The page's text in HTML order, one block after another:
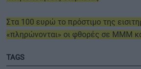
Στα 100 ευρώ το πρόστιμο της
«πληρώνονται» οι φθορές σε ΜΜΜ
TAGS